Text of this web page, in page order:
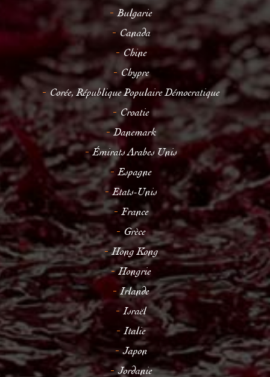
Bulgarie
Canada
Chine
Chypre
Corée, République Populaire Démocratique
Croatie
Danemark
Émirats Arabes Unis
Espagne
Etats-Unis
France
Grèce
Hong Kong
Hongrie
Irlande
Israël
Italie
Japon
Jordanie